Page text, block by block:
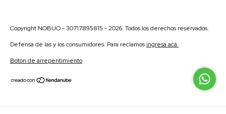
Copyright NOBUO - 30717895815 - 2026. Todos los derechos reservados.
Defensa de las y los consumidores. Para reclamosingresá acá.
Botón de arrepentimiento